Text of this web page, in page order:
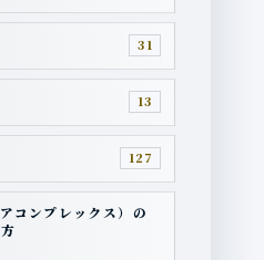
31
13
127
コンプレックス）の